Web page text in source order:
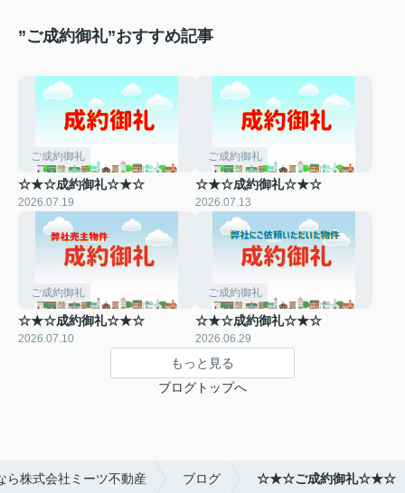
”ご成約御礼”おすすめ記事
ご成約御礼
☆★☆成約御礼☆★☆
2026.07.19
ご成約御礼
☆★☆成約御礼☆★☆
2026.07.13
ご成約御礼
☆★☆成約御礼☆★☆
2026.07.10
ご成約御礼
☆★☆成約御礼☆★☆
2026.06.29
もっと見る
ブログトップへ
ら株式会社ミーツ不動産 ブログ ☆★☆ご成約御礼☆★☆